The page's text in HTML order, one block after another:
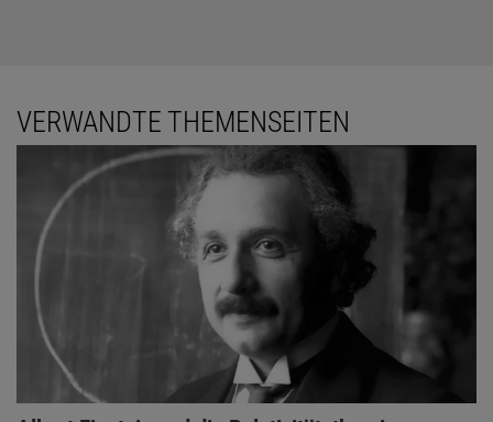
VERWANDTE THEMENSEITEN